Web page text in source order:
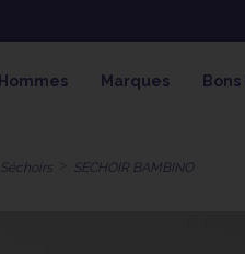
SOLAIRE
Hommes Marques
Séchoirs SECHOIR BAMBINO